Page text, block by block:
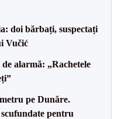
doi bărbați, suspectați
Vučić
alarmă: „Rachetele
pe Dunăre.
pentru